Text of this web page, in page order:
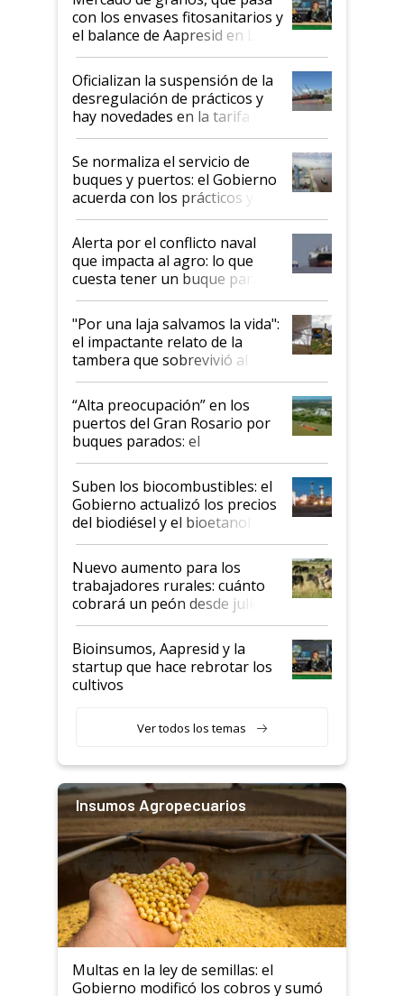
con los envases fitosanitarios y
el balance de Aapresid en La
Posta
Oficializan la suspensión de la
desregulación de prácticos y
hay novedades en la tarifa de
la hidrovía
Se normaliza el servicio de
buques y puertos: el Gobierno
acuerda con los prácticos y
suspende el decreto de
desregulación
Alerta por el conflicto naval
que impacta al agro: lo que
cuesta tener un buque parado
y el peligro de que Argentina
pase a ser "país sucio"
"Por una laja salvamos la vida":
el impactante relato de la
tambera que sobrevivió al
tornado
“Alta preocupación” en los
puertos del Gran Rosario por
buques parados: el
funcionamiento de las
exportadoras en tensión tras
la medida de fuerza de los
prácticos
Suben los biocombustibles: el
Gobierno actualizó los precios
del biodiésel y el bioetanol
Nuevo aumento para los
trabajadores rurales: cuánto
cobrará un peón desde julio
Bioinsumos, Aapresid y la
startup que hace rebrotar los
cultivos
Ver todos los temas
Insumos Agropecuarios
Multas en la ley de semillas: el
Gobierno modificó los cobros y sumó